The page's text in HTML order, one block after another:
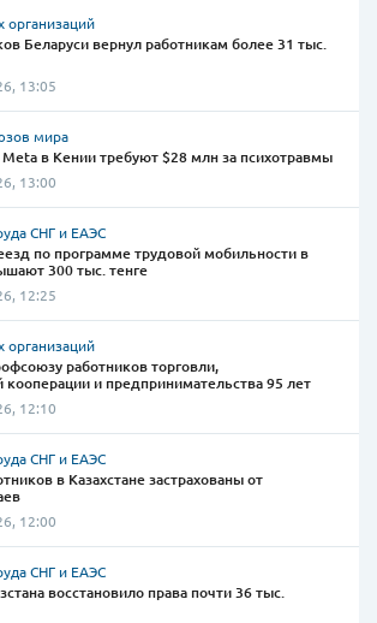
организаций
Беларуси вернул работникам более 31 тыс.
13:05
мира
в Кении требуют $28 млн за психотравмы
13:00
СНГ и ЕАЭС
по программе трудовой мобильности в
300 тыс. тенге
12:25
организаций
работников торговли,
кооперации и предпринимательства 95 лет
12:10
СНГ и ЕАЭС
в Казахстане застрахованы от
12:00
СНГ и ЕАЭС
восстановило права почти 36 тыс.